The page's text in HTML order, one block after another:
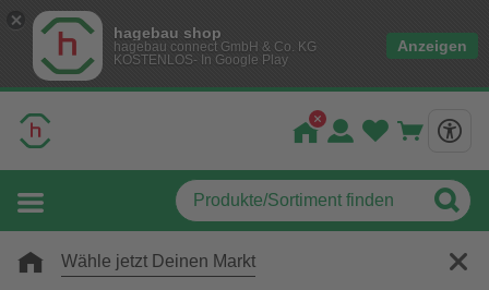
hagebau shop
hagebau connect GmbH & Co. KG
KOSTENLOS- In Google Play
Anzeigen
Wähle jetzt Deinen Markt